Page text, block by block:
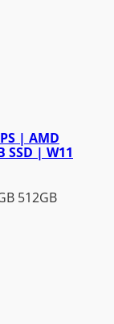
| AMD
SSD | W11
512GB